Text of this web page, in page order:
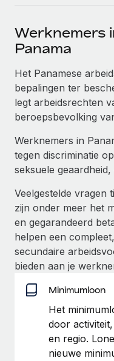
Krijg hulp van
Vereenvoudig het
kandidaten
Compliance
Blijf compliance-
Apparaatbeheer
Lever en track
Entiteiten oprichten
Stel snel compliant
Mobiliteit en
Plaats werknemers
Secundaire
Eenvoudig
beheren
Een partner
CASESTUDY'S
Newsroom
Inzichtencentrum
Support
Alle bronnen
BLOG
Global Payroll
EOR en PEO
Contractor
Belastingen
Naar de blog
Werknemers
Panama
Het Panamese
bepalingen ter
legt arbeidsrechten
beroepsbevolking
Werknemers in
tegen discriminatie
seksuele
Veelgestelde vragen
zijn onder meer het
en gegarandeerd
helpen een
secundaire
bieden aan je
Minimumloon
Het
door
en regio.
nieuwe